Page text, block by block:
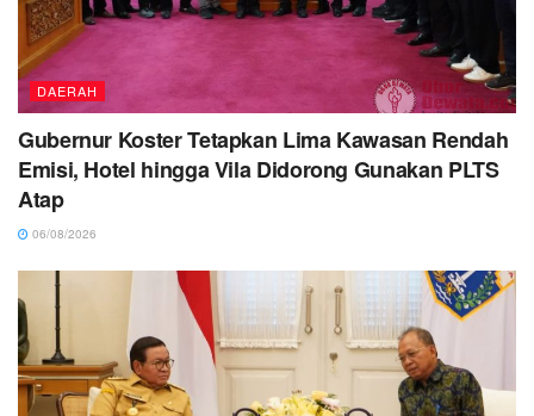
DAERAH
Gubernur Koster Tetapkan Lima Kawasan Rendah
Emisi, Hotel hingga Vila Didorong Gunakan PLTS
Atap
06/08/2026